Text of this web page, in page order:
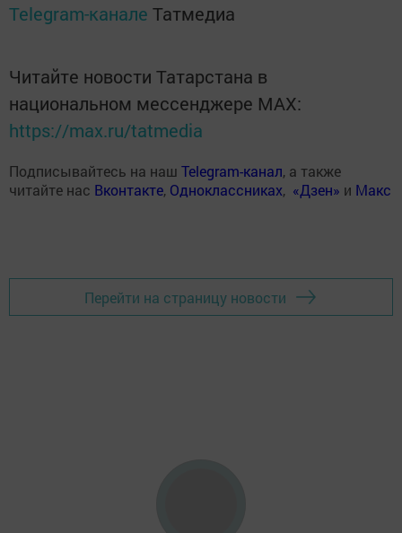
Telegram-канале Татмедиа
Читайте новости Татарстана в
национальном мессенджере MАХ:
https://max.ru/tatmedia
Подписывайтесь на наш Telegram-канал, а также
читайте нас Вконтакте, Одноклассниках, «Дзен» и Макс
Перейти на страницу новости